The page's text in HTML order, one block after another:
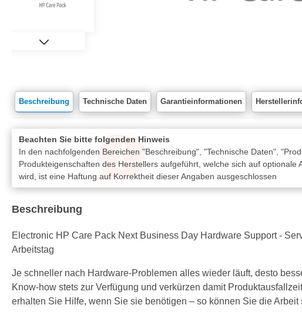
Beschreibung Technische Daten Garantieinformationen
Beachten Sie bitte folgenden Hinweis
In den nachfolgenden Bereichen "Beschreibung", "Technische Daten",
Produkteigenschaften des Herstellers aufgeführt, welche sich auf
wird, ist eine Haftung auf Korrektheit dieser Angaben ausgeschlossen
Beschreibung
Electronic HP Care Pack Next Business Day Hardware Support -
Arbeitstag
Je schneller nach Hardware-Problemen alles wieder läuft, desto
Know-how stets zur Verfügung und verkürzen damit
erhalten Sie Hilfe, wenn Sie sie benötigen – so können Sie die